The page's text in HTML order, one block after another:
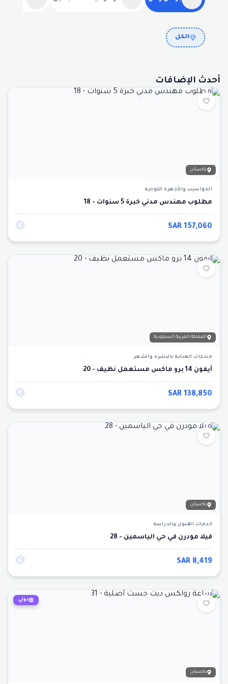
الكل
أحدث الإضافات
باكستان
الحواسيب والأجهزة اللوحية
مطلوب مهندس مدني خبرة 5 سنوات - 18
157,060
SAR
المملكة العربية السعودية
منتجات العناية بالبشرة والشعر
آيفون 14 برو ماكس مستعمل نظيف - 20
138,850
SAR
باكستان
خدمات القبول والدراسة
فيلا مودرن في حي الياسمين - 28
8,419
SAR
دولي
باكستان